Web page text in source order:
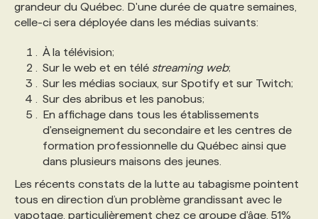
FAQ
ANNONCEZ AVEC NOUS
grandeur du Québec. D'une durée de quatre semaines,
celle-ci sera déployée dans les médias suivants:
À la télévision;
Sur le web et en télé streaming web;
Sur les médias sociaux, sur Spotify et sur Twitch;
Sur des abribus et les panobus;
En affichage dans tous les établissements
d'enseignement du secondaire et les centres de
formation professionnelle du Québec ainsi que
dans plusieurs maisons des jeunes.
Les récents constats de la lutte au tabagisme pointent
tous en direction d’un problème grandissant avec le
vapotage, particulièrement chez ce groupe d'âge. 51%